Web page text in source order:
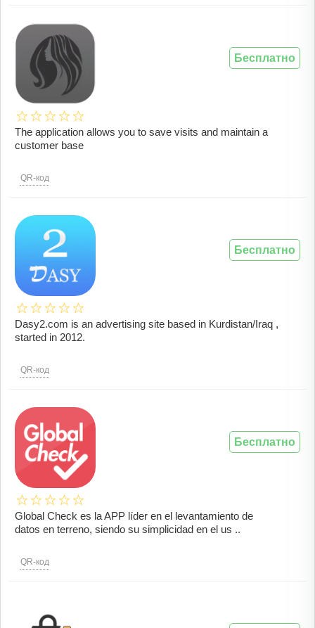
The application allows you to save visits and maintain a
customer base
QR-код
Бесплатно
Dasy2.com is an advertising site based in Kurdistan/Iraq ,
started in 2012.
QR-код
Бесплатно
Global Check es la APP líder en el levantamiento de
datos en terreno, siendo su simplicidad en el us ..
QR-код
Бесплатно